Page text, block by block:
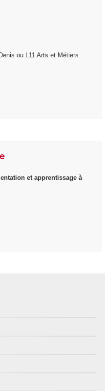
ou L11 Arts et Métiers
et apprentissage à